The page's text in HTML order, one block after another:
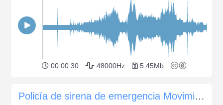
00:00:30 48000Hz 5.45Mb
Policía de sirena de emergencia Movimiento